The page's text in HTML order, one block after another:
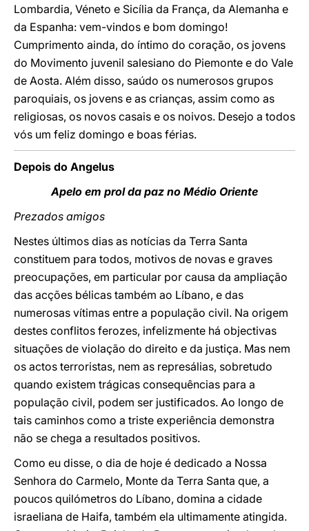
Lombardia, Véneto e Sicília da França, da Alemanha e
da Espanha: vem-vindos e bom domingo!
Cumprimento ainda, do íntimo do coração, os jovens
do Movimento juvenil salesiano do Piemonte e do Vale
de Aosta. Além disso, saúdo os numerosos grupos
paroquiais, os jovens e as crianças, assim como as
religiosas, os novos casais e os noivos. Desejo a todos
vós um feliz domingo e boas férias.
Depois do Angelus
Apelo em prol da paz no Médio Oriente
Prezados amigos
Nestes últimos dias as notícias da Terra Santa
constituem para todos, motivos de novas e graves
preocupações, em particular por causa da ampliação
das acções bélicas também ao Líbano, e das
numerosas vítimas entre a população civil. Na origem
destes conflitos ferozes, infelizmente há objectivas
situações de violação do direito e da justiça. Mas nem
os actos terroristas, nem as represálias, sobretudo
quando existem trágicas consequências para a
população civil, podem ser justificados. Ao longo de
tais caminhos como a triste experiência demonstra
não se chega a resultados positivos.
Como eu disse, o dia de hoje é dedicado a Nossa
Senhora do Carmelo, Monte da Terra Santa que, a
poucos quilómetros do Líbano, domina a cidade
israeliana de Haifa, também ela ultimamente atingida.